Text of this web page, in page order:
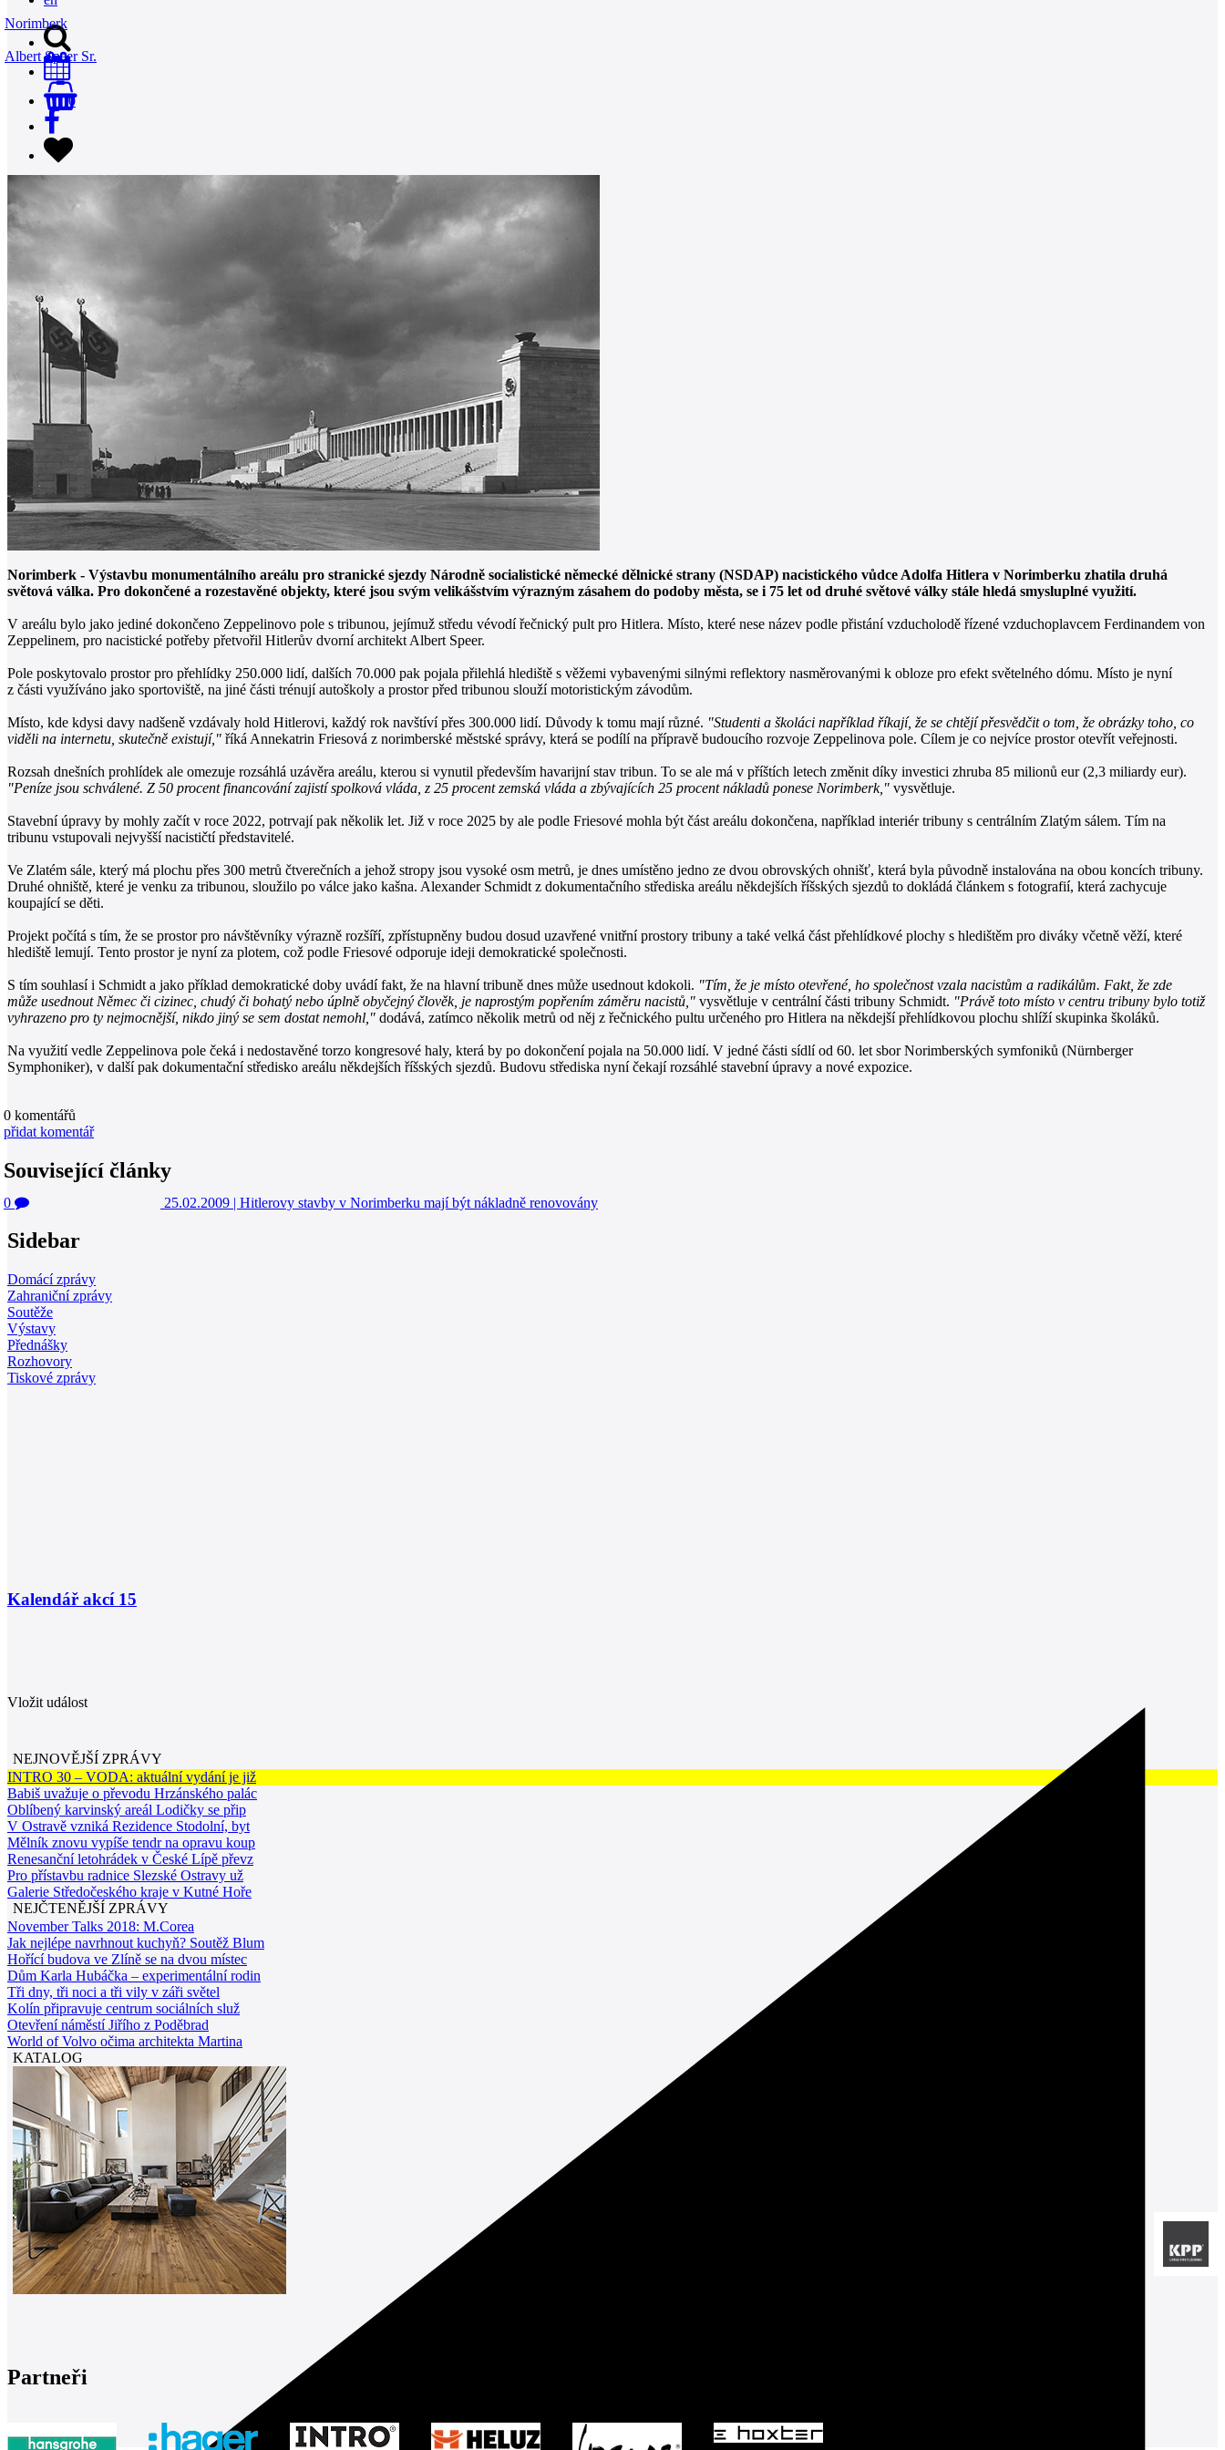
0
Norimberk
Albert Speer Sr.
Norimberk - Výstavbu monumentálního areálu pro stranické sjezdy Národně socialistické německé dělnické strany (NSDAP) nacistického vůdce Adolfa Hitlera v Norimberku zhatila druhá
světová válka. Pro dokončené a rozestavěné objekty, které jsou svým velikášstvím výrazným zásahem do podoby města, se i 75 let od druhé světové války stále hledá smysluplné využití.
V areálu bylo jako jediné dokončeno Zeppelinovo pole s tribunou, jejímuž středu vévodí řečnický pult pro Hitlera. Místo, které nese název podle přistání vzducholodě řízené vzduchoplavcem Ferdinandem von
Zeppelinem, pro nacistické potřeby přetvořil Hitlerův dvorní architekt Albert Speer.
Pole poskytovalo prostor pro přehlídky 250.000 lidí, dalších 70.000 pak pojala přilehlá hlediště s věžemi vybavenými silnými reflektory nasměrovanými k obloze pro efekt světelného dómu. Místo je nyní
z části využíváno jako sportoviště, na jiné části trénují autoškoly a prostor před tribunou slouží motoristickým závodům.
Místo, kde kdysi davy nadšeně vzdávaly hold Hitlerovi, každý rok navštíví přes 300.000 lidí. Důvody k tomu mají různé. "Studenti a školáci například říkají, že se chtějí přesvědčit o tom, že obrázky toho, co
viděli na internetu, skutečně existují," říká Annekatrin Friesová z norimberské městské správy, která se podílí na přípravě budoucího rozvoje Zeppelinova pole. Cílem je co nejvíce prostor otevřít veřejnosti.
Rozsah dnešních prohlídek ale omezuje rozsáhlá uzávěra areálu, kterou si vynutil především havarijní stav tribun. To se ale má v příštích letech změnit díky investici zhruba 85 milionů eur (2,3 miliardy eur).
"Peníze jsou schválené. Z 50 procent financování zajistí spolková vláda, z 25 procent zemská vláda a zbývajících 25 procent nákladů ponese Norimberk," vysvětluje.
Stavební úpravy by mohly začít v roce 2022, potrvají pak několik let. Již v roce 2025 by ale podle Friesové mohla být část areálu dokončena, například interiér tribuny s centrálním Zlatým sálem. Tím na
tribunu vstupovali nejvyšší nacističtí představitelé.
Ve Zlatém sále, který má plochu přes 300 metrů čtverečních a jehož stropy jsou vysoké osm metrů, je dnes umístěno jedno ze dvou obrovských ohnišť, která byla původně instalována na obou koncích tribuny.
Druhé ohniště, které je venku za tribunou, sloužilo po válce jako kašna. Alexander Schmidt z dokumentačního střediska areálu někdejších říšských sjezdů to dokládá článkem s fotografií, která zachycuje
koupající se děti.
Projekt počítá s tím, že se prostor pro návštěvníky výrazně rozšíří, zpřístupněny budou dosud uzavřené vnitřní prostory tribuny a také velká část přehlídkové plochy s hledištěm pro diváky včetně věží, které
hlediště lemují. Tento prostor je nyní za plotem, což podle Friesové odporuje ideji demokratické společnosti.
S tím souhlasí i Schmidt a jako příklad demokratické doby uvádí fakt, že na hlavní tribuně dnes může usednout kdokoli. "Tím, že je místo otevřené, ho společnost vzala nacistům a radikálům. Fakt, že zde
může usednout Němec či cizinec, chudý či bohatý nebo úplně obyčejný člověk, je naprostým popřením záměru nacistů," vysvětluje v centrální části tribuny Schmidt. "Právě toto místo v centru tribuny bylo totiž
vyhrazeno pro ty nejmocnější, nikdo jiný se sem dostat nemohl," dodává, zatímco několik metrů od něj z řečnického pultu určeného pro Hitlera na někdejší přehlídkovou plochu shlíží skupinka školáků.
Na využití vedle Zeppelinova pole čeká i nedostavěné torzo kongresové haly, která by po dokončení pojala na 50.000 lidí. V jedné části sídlí od 60. let sbor Norimberských symfoniků (Nürnberger
Symphoniker), v další pak dokumentační středisko areálu někdejších říšských sjezdů. Budovu střediska nyní čekají rozsáhlé stavební úpravy a nové expozice.
0 komentářů
přidat komentář
Související články
0 25.02.2009 | Hitlerovy stavby v Norimberku mají být nákladně renovovány
Sidebar
Domácí zprávy
Zahraniční zprávy
Soutěže
Výstavy
Přednášky
Rozhovory
Tiskové zprávy
Kalendář akcí 15
Vložit událost
NEJNOVĚJŠÍ ZPRÁVY
INTRO 30 – VODA: aktuální vydání je již
Babiš uvažuje o převodu Hrzánského palác
Oblíbený karvinský areál Lodičky se přip
V Ostravě vzniká Rezidence Stodolní, byt
Mělník znovu vypíše tendr na opravu koup
Renesanční letohrádek v České Lípě převz
Pro přístavbu radnice Slezské Ostravy už
Galerie Středočeského kraje v Kutné Hoře
NEJČTENĚJŠÍ ZPRÁVY
November Talks 2018: M.Corea
Jak nejlépe navrhnout kuchyň? Soutěž Blum
Hořící budova ve Zlíně se na dvou místec
Dům Karla Hubáčka – experimentální rodin
Tři dny, tři noci a tři vily v záři světel
Kolín připravuje centrum sociálních služ
Otevření náměstí Jiřího z Poděbrad
World of Volvo očima architekta Martina
KATALOG
Partneři